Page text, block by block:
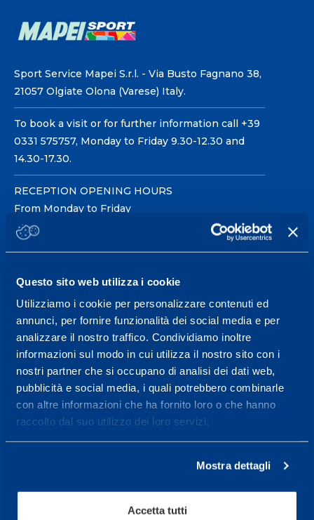
Questo sito web utilizza i cookie
Utilizziamo i cookie per personalizzare contenuti ed
annunci, per fornire funzionalità dei social media e per
analizzare il nostro traffico. Condividiamo inoltre
informazioni sul modo in cui utilizza il nostro sito con i
nostri partner che si occupano di analisi dei dati web,
pubblicità e social media, i quali potrebbero combinarle
con altre informazioni che ha fornito loro o che hanno
raccolto dal suo utilizzo dei loro servizi.
Mostra dettagli
Accetta tutti
Sport Service Mapei S.r.l. - Via Busto Fagnano 38,
21057 Olgiate Olona (Varese) Italy.
To book a visit or for further information call +39
0331 575757, Monday to Friday 9.30-12.30 and
14.30-17.30.
RECEPTION OPENING HOURS
From Monday to Friday
08.30 - 18.30
Service center for high
performance and well-
being.
More informations
Services